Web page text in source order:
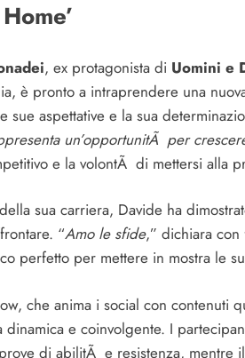
, ex protagonista di Uomini e
è pronto a intraprendere una
sue aspettative e la sua
un’opportunitÃ per
e la volontÃ di mettersi alla
sua carriera, Davide ha
“Amo le sfide,” dichiara
perfetto per mettere in mostra le
che anima i social con contenuti
dinamica e coinvolgente. I
di abilitÃ e resistenza, mentre